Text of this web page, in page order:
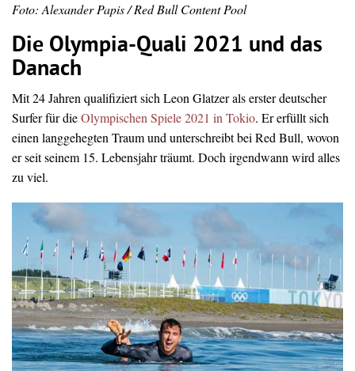
Foto: Alexander Papis / Red Bull Content Pool
Die Olympia-Quali 2021 und das
Danach
Mit 24 Jahren qualifiziert sich Leon Glatzer als erster deutscher
Surfer für dieOlympischen Spiele 2021 in Tokio. Er erfüllt sich
einen langgehegten Traum und unterschreibt bei Red Bull, wovon
er seit seinem 15. Lebensjahr träumt. Doch irgendwann wird alles
zu viel.